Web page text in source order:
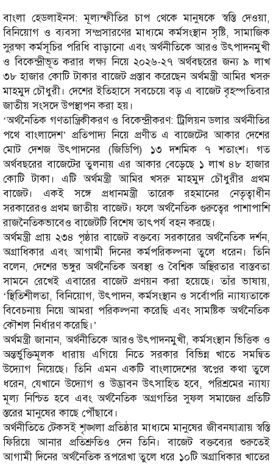
বাংলা হেডলাইনস: মূল্যস্ফীতির চাপ থেকে মানুষকে স্বস্তি দেওয়া,
বিনিয়োগ ও ব্যবসা সম্প্রসারণের মাধ্যমে কর্মসংস্থান সৃষ্টি, সামাজিক
সুরক্ষা কর্মসূচির পরিধি বাড়ানো এবং অর্থনীতিকে আরও উৎপাদনমুখী
ও বিকেন্দ্রীভূত করার লক্ষ্য নিয়ে ২০২৬-২৭ অর্থবছরের জন্য ৯ লাখ
৩৮ হাজার কোটি টাকার বাজেট প্রস্তাব করেছেন অর্থমন্ত্রী আমির খসরু
মাহমুদ চৌধুরী। দেশের ইতিহাসে সবচেয়ে বড় এ বাজেট বৃহস্পতিবার
জাতীয় সংসদে উপস্থাপন করা হয়।
‘অর্থনৈতিক গণতান্ত্রিকীকরণ ও বিকেন্দ্রীকরণ: ট্রিলিয়ন ডলার অর্থনীতির
পথে বাংলাদেশ’ প্রতিপাদ্য নিয়ে প্রণীত এ বাজেটের আকার দেশের
মোট দেশজ উৎপাদনের (জিডিপি) ১৩ দশমিক ৭ শতাংশ। গত
অর্থবছরের বাজেটের তুলনায় এর আকার বেড়েছে ১ লাখ ৪৮ হাজার
কোটি টাকা। এটি অর্থমন্ত্রী আমির খসরু মাহমুদ চৌধুরীর প্রথম
বাজেট। একই সঙ্গে প্রধানমন্ত্রী তারেক রহমানের নেতৃত্বাধীন
সরকারেরও প্রথম জাতীয় বাজেট। ফলে অর্থনৈতিক গুরুত্বের পাশাপাশি
রাজনৈতিকভাবেও বাজেটটি বিশেষ তাৎপর্য বহন করছে।
অর্থমন্ত্রী প্রায় ২৩৪ পৃষ্ঠার বাজেট বক্তব্যে সরকারের অর্থনৈতিক দর্শন,
অগ্রাধিকার এবং আগামী দিনের কর্মপরিকল্পনা তুলে ধরেন। তিনি
বলেন, দেশের ভঙ্গুর অর্থনৈতিক অবস্থা ও বৈশ্বিক অস্থিরতার বাস্তবতা
সামনে রেখেই এবারের বাজেট প্রণয়ন করা হয়েছে। তাঁর ভাষায়,
‘স্থিতিশীলতা, বিনিয়োগ, উৎপাদন, কর্মসংস্থান ও সর্বোপরি ন্যায্যতাকে
বিবেচনায় নিয়ে আমরা পরিকল্পনা করেছি এবং সামষ্টিক অর্থনৈতিক
কৌশল নির্ধারণ করেছি।’
অর্থমন্ত্রী জানান, অর্থনীতিকে আরও উৎপাদনমুখী, কর্মসংস্থান ভিত্তিক ও
অন্তর্ভুক্তিমূলক ধারায় এগিয়ে নিতে সরকার বিভিন্ন খাতে সমন্বিত
উদ্যোগ নিয়েছে। তিনি এমন একটি বাংলাদেশের স্বপ্নের কথা তুলে
ধরেন, যেখানে উদ্যোগ ও উদ্ভাবন উৎসাহিত হবে, পরিশ্রমের ন্যায্য
মূল্য নিশ্চিত হবে এবং অর্থনৈতিক অগ্রগতির সুফল সমাজের প্রতিটি
স্তরের মানুষের কাছে পৌঁছাবে।
অর্থনীতিতে টেকসই শৃঙ্খলা প্রতিষ্ঠার মাধ্যমে মানুষের জীবনযাত্রায় স্বস্তি
ফিরিয়ে আনার প্রতিশ্রুতিও দেন তিনি। বাজেট বক্তব্যের শুরুতেই
আগামী দিনের অর্থনৈতিক রূপরেখা তুলে ধরে ১০টি অগ্রাধিকার খাতের